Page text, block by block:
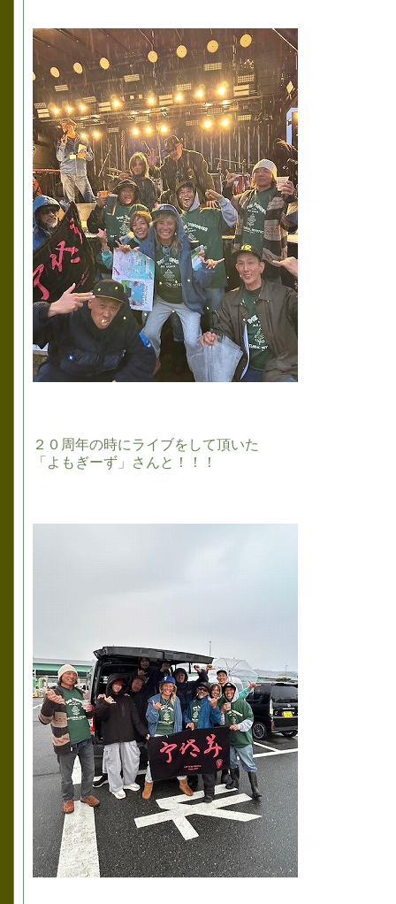
２０周年の時にライブをして頂いた
「よもぎーず」さんと！！！